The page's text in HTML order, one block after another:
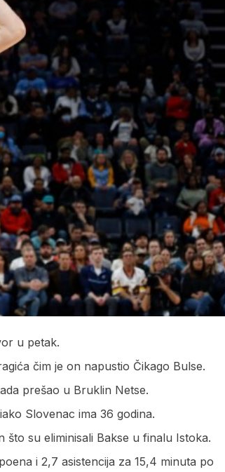
u petak.
čim je on napustio Čikago Bulse.
prešao u Bruklin Netse.
Slovenac ima 36 godina.
su eliminisali Bakse u finalu Istoka.
i 2,7 asistencija za 15,4 minuta po